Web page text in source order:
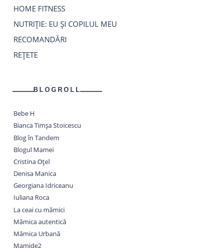
HOME FITNESS
NUTRIȚIE: EU ȘI COPILUL MEU
RECOMANDĂRI
REȚETE
BLOGROLL
Bebe H
Bianca Timșa Stoicescu
Blog în Tandem
Blogul Mamei
Cristina Oțel
Denisa Manica
Georgiana Idriceanu
Iuliana Roca
La ceai cu mămici
Mămica autentică
Mămica Urbană
Mamide2